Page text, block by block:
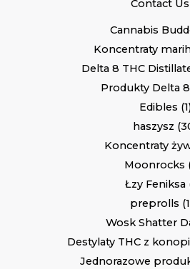
Contact Us
Cannabis
Koncentraty
Delta 8 THC
Produkty Delta
Edibles 1
haszysz
Koncentraty
Moonrocks
Łzy Feniksa
preprolls
Wosk Shatter
Destylaty THC z
Jednorazowe